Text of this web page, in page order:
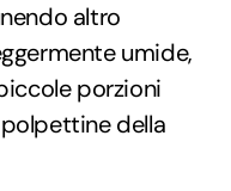
altro
umide,
porzioni
della